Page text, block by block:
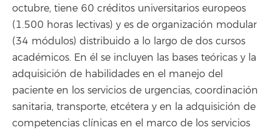
octubre, tiene 60 créditos universitarios europeos
(1.500 horas lectivas) y es de organización modular
(34 módulos) distribuido a lo largo de dos cursos
académicos. En él se incluyen las bases teóricas y la
adquisición de habilidades en el manejo del
paciente en los servicios de urgencias, coordinación
sanitaria, transporte, etcétera y en la adquisición de
competencias clínicas en el marco de los servicios